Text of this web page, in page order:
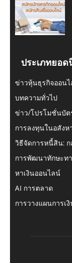
ประเภทยอด
ข่าวหุ้นธุรกิจออน
บทความทั่วไป
ข่าว/โปรโมชั่นบัต
การลงทุนในอสังห
วิธีจัดการหนี้สิน: ก
การพัฒนาทักษะทา
หาเงินออนไลน์
AI การตลาด
การวางแผนการ